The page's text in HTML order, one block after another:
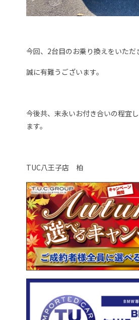
今回、2台目のお乗り換えをいただ
誠に有難うございます。
今後共、末永いお付き合いの程宜
ます。
TUC八王子店 柏